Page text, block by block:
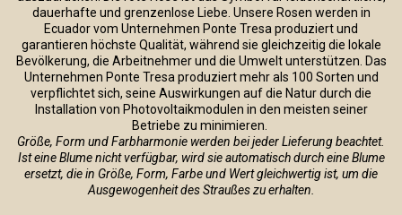
dauerhafte und grenzenlose Liebe. Unsere Rosen werden in
Ecuador vom Unternehmen Ponte Tresa produziert und
garantieren höchste Qualität, während sie gleichzeitig die lokale
Bevölkerung, die Arbeitnehmer und die Umwelt unterstützen. Das
Unternehmen Ponte Tresa produziert mehr als 100 Sorten und
verpflichtet sich, seine Auswirkungen auf die Natur durch die
Installation von Photovoltaikmodulen in den meisten seiner
Betriebe zu minimieren.
Größe, Form und Farbharmonie werden bei jeder Lieferung beachtet.
Ist eine Blume nicht verfügbar, wird sie automatisch durch eine Blume
ersetzt, die in Größe, Form, Farbe und Wert gleichwertig ist, um die
Ausgewogenheit des Straußes zu erhalten.